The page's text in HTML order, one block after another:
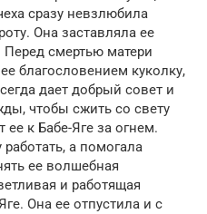
сразу невзлюбила
Она заставляла ее
смертью матери
благословением куколку,
дает добрый совет и
чтобы сжить со свету
ее к Бабе-Яге за огнем.
а помогала
ее волшебная
и работящая
Она ее отпустила и с